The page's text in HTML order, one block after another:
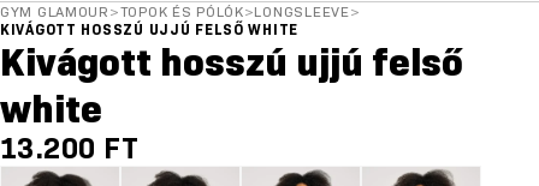
GYM GLAMOUR >TOPOK ÉS PÓLÓK>LONGSLEEVE >
KIVÁGOTT HOSSZÚ UJJÚ FELSŐ WHITE
Kivágott hosszú ujjú felső
white
13.200 FT